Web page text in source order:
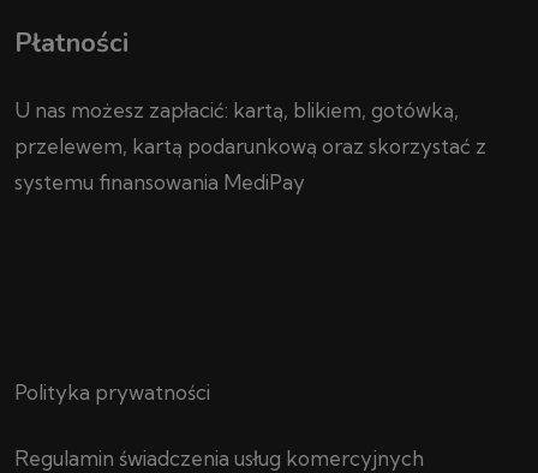
Płatności
U nas możesz zapłacić: kartą, blikiem, gotówką,
przelewem, kartą podarunkową oraz skorzystać z
systemu finansowania MediPay
Polityka prywatności
Regulamin świadczenia usług komercyjnych